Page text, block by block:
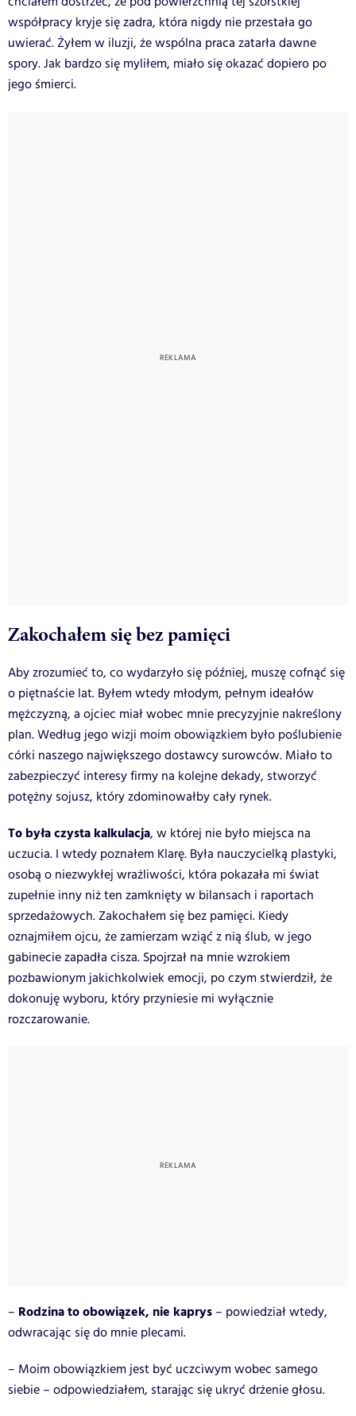
współpracy kryje się zadra, która nigdy nie przestała go
uwierać. Żyłem w iluzji, że wspólna praca zatarła dawne
spory. Jak bardzo się myliłem, miało się okazać dopiero po
jego śmierci.
Zakochałem się bez pamięci
Aby zrozumieć to, co wydarzyło się później, muszę cofnąć się
o piętnaście lat. Byłem wtedy młodym, pełnym ideałów
mężczyzną, a ojciec miał wobec mnie precyzyjnie nakreślony
plan. Według jego wizji moim obowiązkiem było poślubienie
córki naszego największego dostawcy surowców. Miało to
zabezpieczyć interesy firmy na kolejne dekady, stworzyć
potężny sojusz, który zdominowałby cały rynek.
To była czysta kalkulacja, w której nie było miejsca na
uczucia. I wtedy poznałem Klarę. Była nauczycielką plastyki,
osobą o niezwykłej wrażliwości, która pokazała mi świat
zupełnie inny niż ten zamknięty w bilansach i raportach
sprzedażowych. Zakochałem się bez pamięci. Kiedy
oznajmiłem ojcu, że zamierzam wziąć z nią ślub, w jego
gabinecie zapadła cisza. Spojrzał na mnie wzrokiem
pozbawionym jakichkolwiek emocji, po czym stwierdził, że
dokonuję wyboru, który przyniesie mi wyłącznie
rozczarowanie.
– Rodzina to obowiązek, nie kaprys – powiedział wtedy,
odwracając się do mnie plecami.
– Moim obowiązkiem jest być uczciwym wobec samego
siebie – odpowiedziałem, starając się ukryć drżenie głosu.